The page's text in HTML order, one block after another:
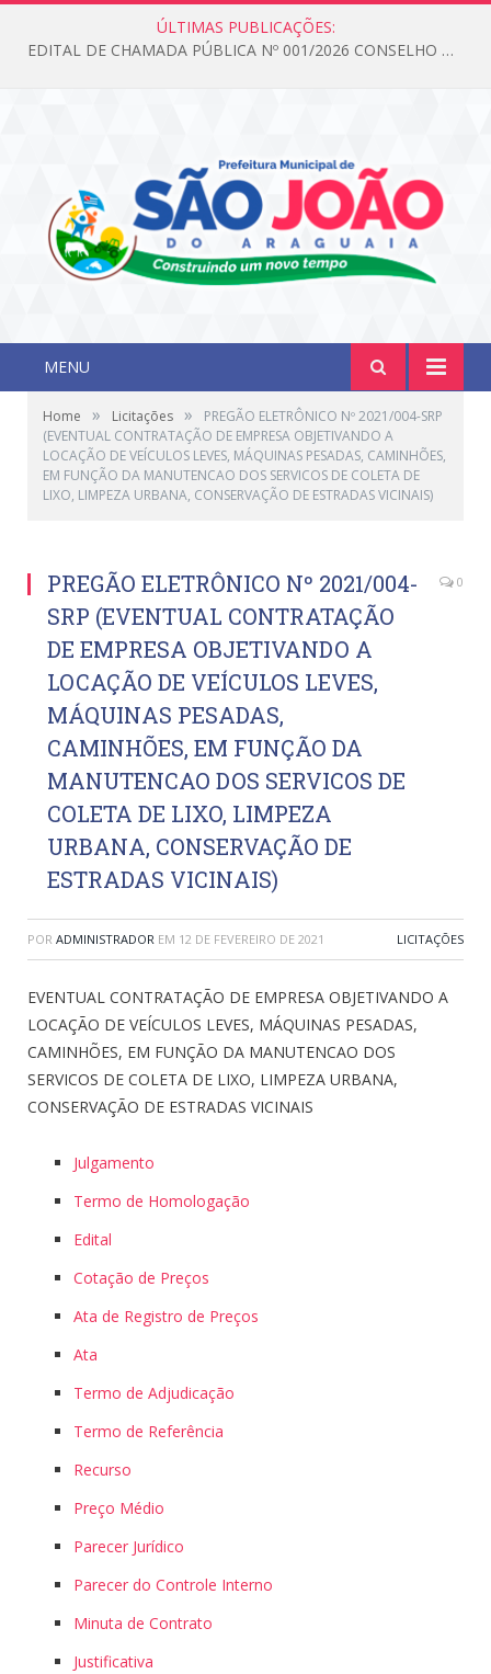
ÚLTIMAS PUBLICAÇÕES:
EDITAL DE CHAMADA PÚBLICA Nº 001/2026 CONSELHO DOS DIREITOS DA CRIANÇA E DO ADOLESCENTE
MENU
Home » Licitações »
PREGÃO ELETRÔNICO Nº 2021/004-SRP
(EVENTUAL CONTRATAÇÃO DE EMPRESA OBJETIVANDO A
LOCAÇÃO DE VEÍCULOS LEVES, MÁQUINAS PESADAS, CAMINHÕES,
EM FUNÇÃO DA MANUTENCAO DOS SERVICOS DE COLETA DE
LIXO, LIMPEZA URBANA, CONSERVAÇÃO DE ESTRADAS VICINAIS)
PREGÃO ELETRÔNICO Nº 2021/004-
SRP (EVENTUAL CONTRATAÇÃO
DE EMPRESA OBJETIVANDO A
LOCAÇÃO DE VEÍCULOS LEVES,
MÁQUINAS PESADAS,
CAMINHÕES, EM FUNÇÃO DA
MANUTENCAO DOS SERVICOS DE
COLETA DE LIXO, LIMPEZA
URBANA, CONSERVAÇÃO DE
ESTRADAS VICINAIS)
0
POR ADMINISTRADOR EM 12 DE FEVEREIRO DE 2021 LICITAÇÕES
EVENTUAL CONTRATAÇÃO DE EMPRESA OBJETIVANDO A
LOCAÇÃO DE VEÍCULOS LEVES, MÁQUINAS PESADAS,
CAMINHÕES, EM FUNÇÃO DA MANUTENCAO DOS
SERVICOS DE COLETA DE LIXO, LIMPEZA URBANA,
CONSERVAÇÃO DE ESTRADAS VICINAIS
Julgamento
Termo de Homologação
Edital
Cotação de Preços
Ata de Registro de Preços
Ata
Termo de Adjudicação
Termo de Referência
Recurso
Preço Médio
Parecer Jurídico
Parecer do Controle Interno
Minuta de Contrato
Justificativa